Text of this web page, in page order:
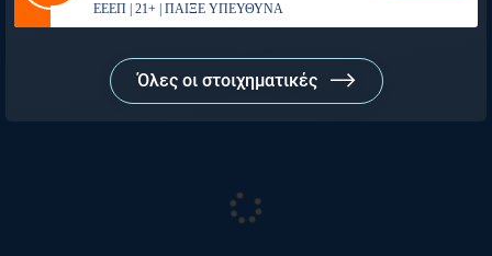
ΕΕΕΠ | 21+ | ΠΑΙΞΕ ΥΠΕΥΘΥΝΑ
Όλες οι στοιχηματικές